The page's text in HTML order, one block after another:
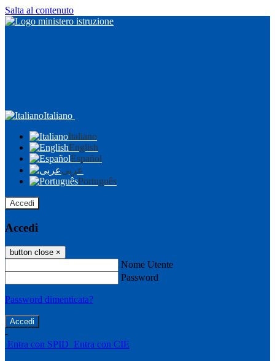
Salta al contenuto
Italiano
Italiano
English
Español
عربى
Português
Accedi
Accedi
button close ×
Nome Utente
Password
Password dimenticata?
-
Entra con SPID Entra con CIE